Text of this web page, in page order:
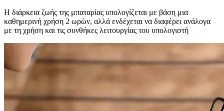
Η διάρκεια ζωής της μπαταρίας υπολογίζεται με βάση μια
καθημερινή χρήση 2 ωρών, αλλά ενδέχεται να διαφέρει ανάλογα
με τη χρήση και τις συνθήκες λειτουργίας του υπολογιστή